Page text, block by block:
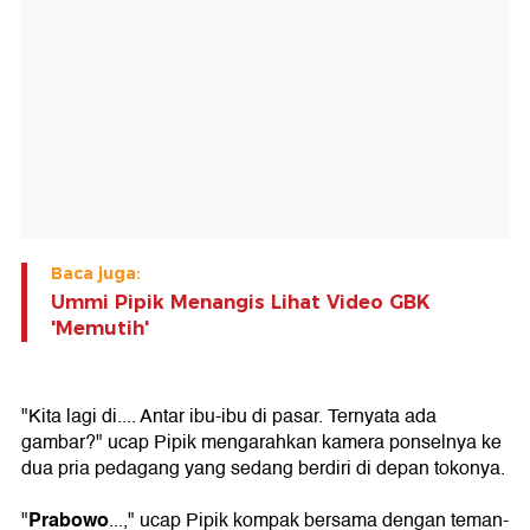
Baca juga:
Ummi Pipik Menangis Lihat Video GBK
'Memutih'
"Kita lagi di.... Antar ibu-ibu di pasar. Ternyata ada
gambar?" ucap Pipik mengarahkan kamera ponselnya ke
dua pria pedagang yang sedang berdiri di depan tokonya.
"Prabowo...," ucap Pipik kompak bersama dengan teman-